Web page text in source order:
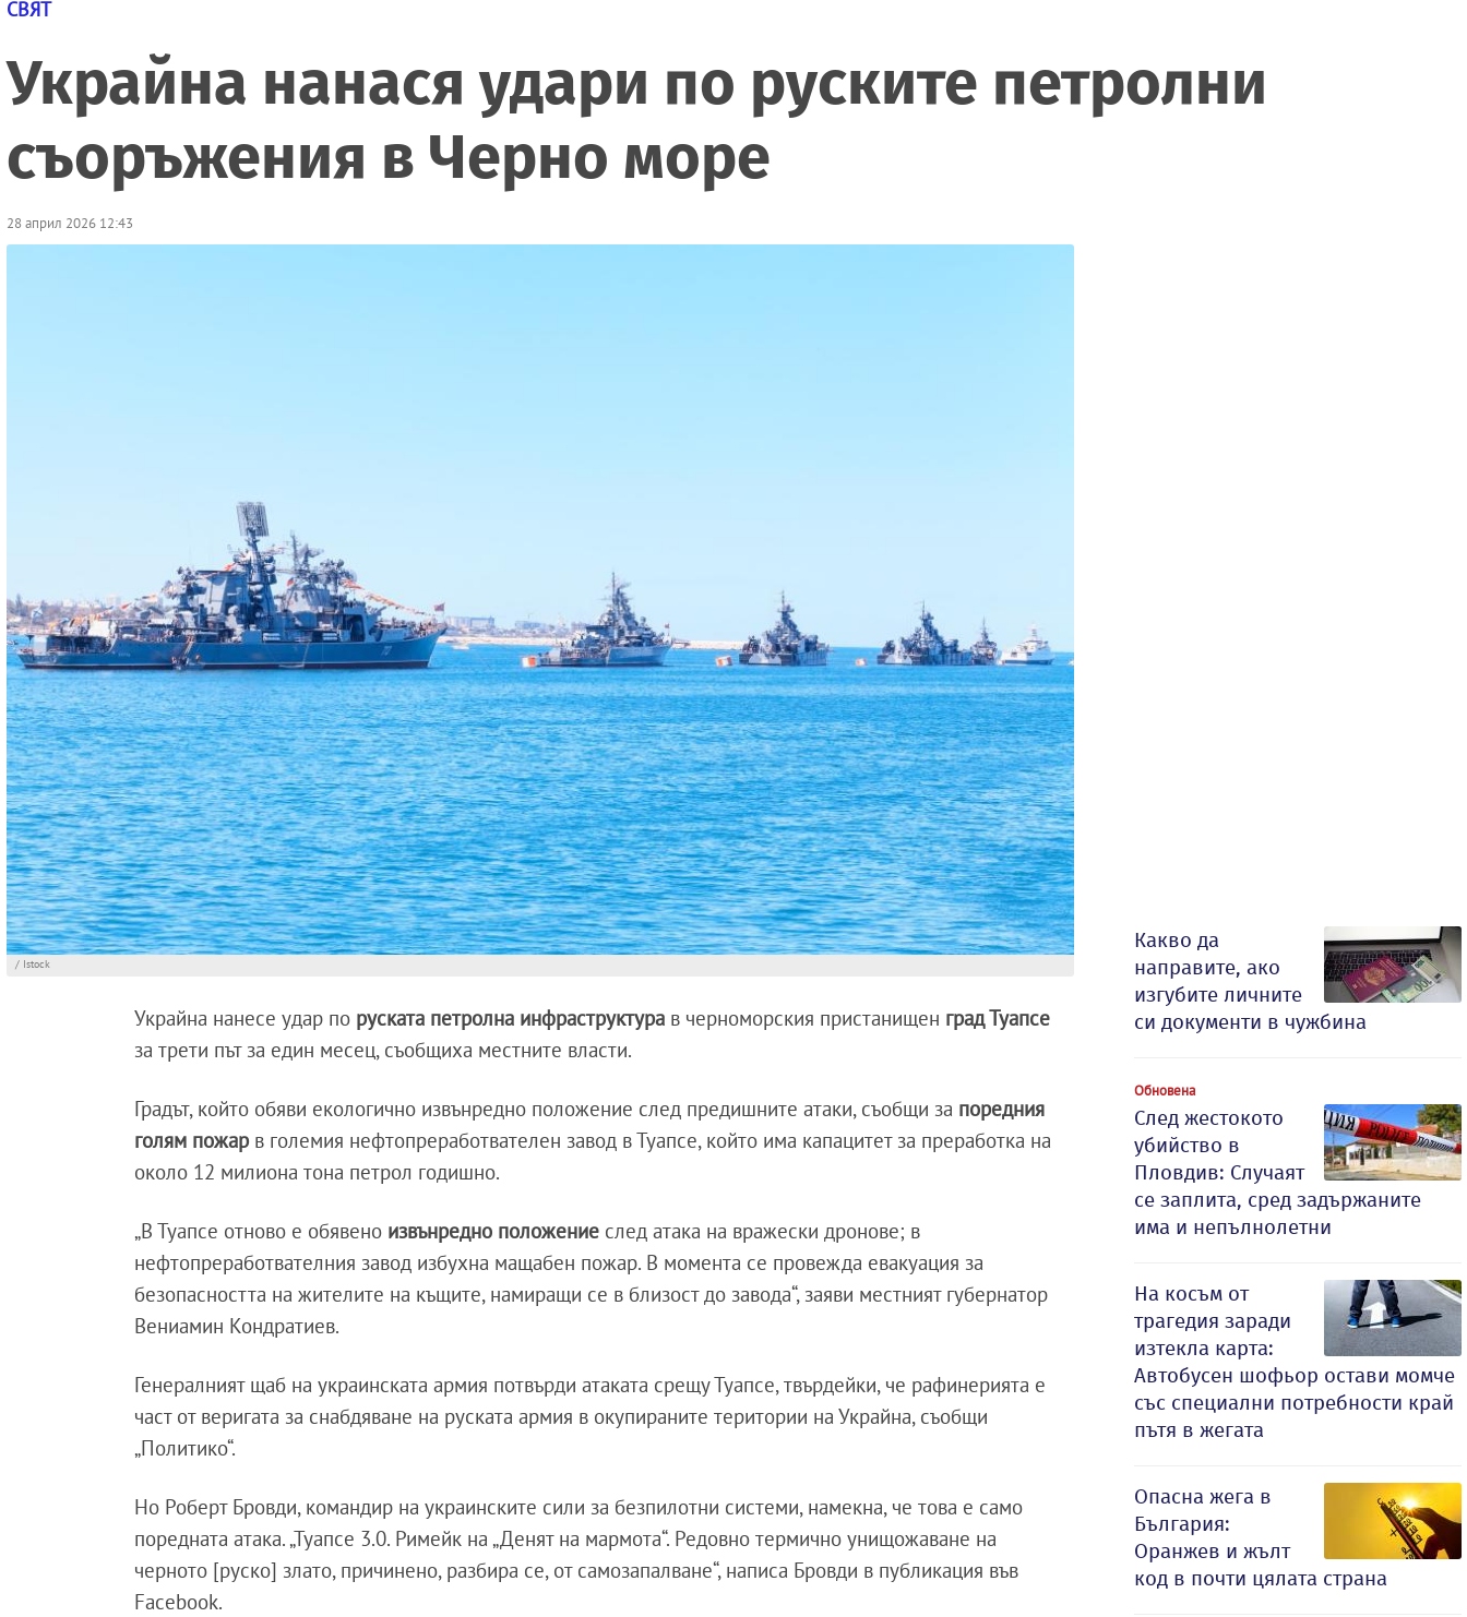
СВЯТ
Украйна нанася удари по руските петролни
съоръжения в Черно море
28 април 2026 12:43
/ Istock
Украйна нанесе удар по руската петролна инфраструктура в черноморския пристанищен град Туапсе
за трети път за един месец, съобщиха местните власти.
Градът, който обяви екологично извънредно положение след предишните атаки, съобщи за поредния
голям пожар в големия нефтопреработвателен завод в Туапсе, който има капацитет за преработка на
около 12 милиона тона петрол годишно.
„В Туапсе отново е обявено извънредно положение след атака на вражески дронове; в
нефтопреработвателния завод избухна мащабен пожар. В момента се провежда евакуация за
безопасността на жителите на къщите, намиращи се в близост до завода“, заяви местният губернатор
Вениамин Кондратиев.
Генералният щаб на украинската армия потвърди атаката срещу Туапсе, твърдейки, че рафинерията е
част от веригата за снабдяване на руската армия в окупираните територии на Украйна, съобщи
„Политико“.
Но Роберт Бровди, командир на украинските сили за безпилотни системи, намекна, че това е само
поредната атака. „Туапсе 3.0. Римейк на „Денят на мармота“. Редовно термично унищожаване на
черното [руско] злато, причинено, разбира се, от самозапалване“, написа Бровди в публикация във
Facebook.
Какво да
направите, ако
изгубите личните
си документи в чужбина
Обновена
След жестокото
убийство в
Пловдив: Случаят
се заплита, сред задържаните
има и непълнолетни
На косъм от
трагедия заради
изтекла карта:
Автобусен шофьор остави момче
със специални потребности край
пътя в жегата
Опасна жега в
България:
Оранжев и жълт
код в почти цялата страна